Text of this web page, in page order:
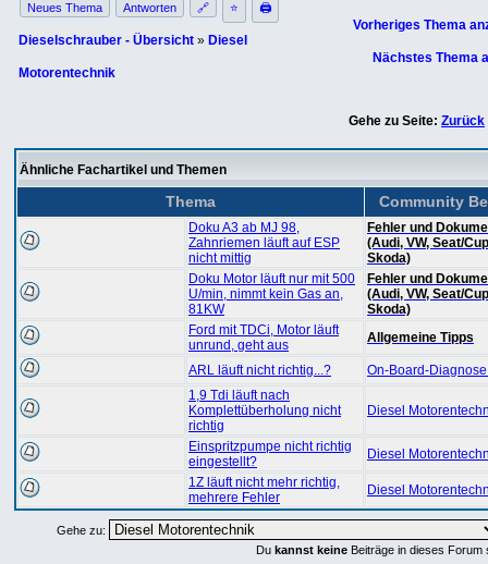
Neues Thema Antworten 🔗 ⭐ 🖨
Dieselschrauber - Übersicht » Diesel
Motorentechnik
Vorheriges Thema
Nächstes Thema
Gehe zu Seite: Zurück
Ähnliche Fachartikel und Themen
Thema Community
Doku A3 ab MJ 98,
Zahnriemen läuft auf ESP
nicht mittig
Fehler und
(Audi, VW, Seat/
Skoda)
Doku Motor läuft nur mit 500
U/min, nimmt kein Gas an,
81KW
Fehler und
(Audi, VW, Seat/
Skoda)
Ford mit TDCi, Motor läuft
unrund, geht aus
Allgemeine Tipps
ARL läuft nicht richtig...?
On-Board-
1,9 Tdi läuft nach
Komplettüberholung nicht
richtig
Diesel
Einspritzpumpe nicht richtig
eingestellt?
Diesel
1Z läuft nicht mehr richtig,
mehrere Fehler
Diesel
Gehe zu:
Du kannst keine Beiträge in dieses Forum